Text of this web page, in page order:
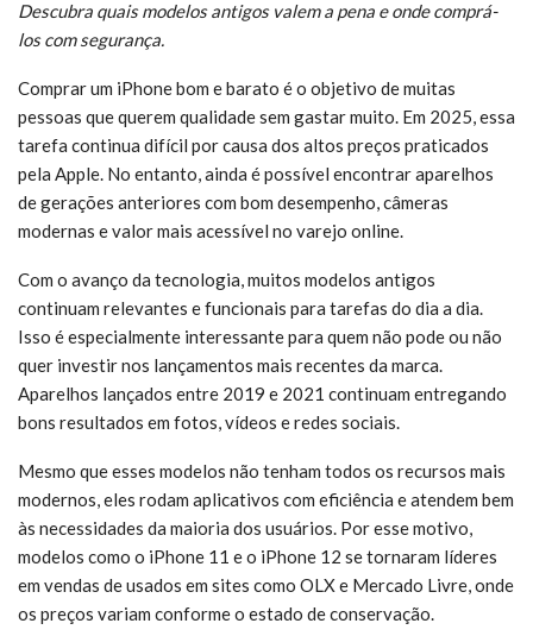
Descubra quais modelos antigos valem a pena e onde comprá-
los com segurança.
Comprar um iPhone bom e barato é o objetivo de muitas
pessoas que querem qualidade sem gastar muito. Em 2025, essa
tarefa continua difícil por causa dos altos preços praticados
pela Apple. No entanto, ainda é possível encontrar aparelhos
de gerações anteriores com bom desempenho, câmeras
modernas e valor mais acessível no varejo online.
Com o avanço da tecnologia, muitos modelos antigos
continuam relevantes e funcionais para tarefas do dia a dia.
Isso é especialmente interessante para quem não pode ou não
quer investir nos lançamentos mais recentes da marca.
Aparelhos lançados entre 2019 e 2021 continuam entregando
bons resultados em fotos, vídeos e redes sociais.
Mesmo que esses modelos não tenham todos os recursos mais
modernos, eles rodam aplicativos com eficiência e atendem bem
às necessidades da maioria dos usuários. Por esse motivo,
modelos como o iPhone 11 e o iPhone 12 se tornaram líderes
em vendas de usados em sites como OLX e Mercado Livre, onde
os preços variam conforme o estado de conservação.